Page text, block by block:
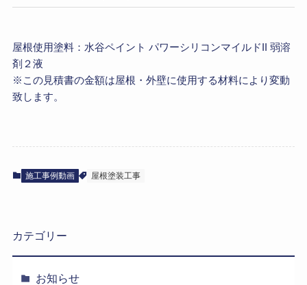
屋根使用塗料：水谷ペイント パワーシリコンマイルドII 弱溶
剤２液
※この見積書の金額は屋根・外壁に使用する材料により変動
致します。
施工事例動画 屋根塗装工事
カテゴリー
お知らせ